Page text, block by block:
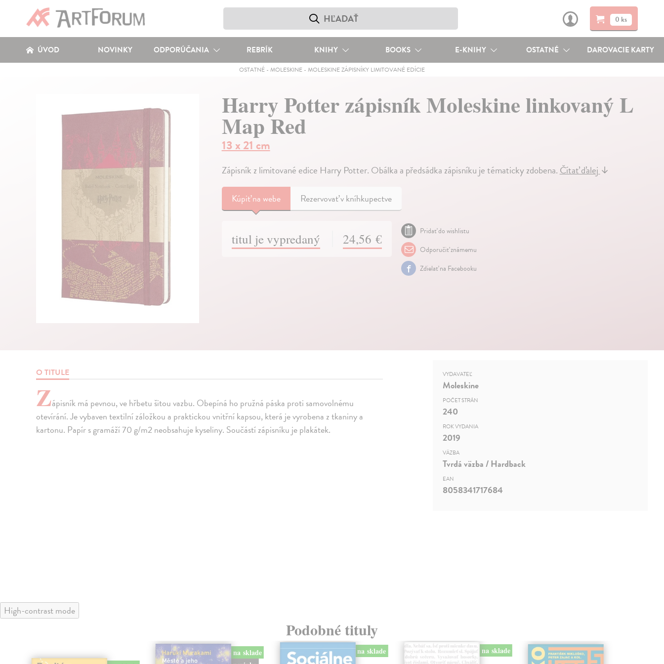
0 ks
ÚVOD NOVINKY ODPORÚČANIA REBRÍK KNIHY BOOKS E-KNIHY OSTATNÉ DAROVACIE KARTY
OSTATNÉ- MOLESKINE- MOLESKINE ZÁPISNÍKY LIMITOVANÉ EDÍCIE
Harry Potter zápisník Moleskine linkovaný L
Map Red
13 x 21 cm
Zápisník z limitované edice Harry Potter. Obálka a předsádka zápisníku je tématicky zdobena.Čítať ďalej↓
Kúpiťna webe Rezervovať v kníhkupectve
titul je vypredaný 24,56 €
Pridať do wishlistu
Odporučiť známemu
Zdielať na Facebooku
O TITULE
Zápisník má pevnou, ve hřbetu šitou vazbu. Obepíná ho pružná páska proti samovolnému
otevírání. Je vybaven textilní záložkou a praktickou vnitřní kapsou, která je vyrobena z tkaniny a
kartonu. Papír s gramáží 70 g/m2 neobsahuje kyseliny. Součástí zápisníku je plakátek.
VYDAVATEĽ
Moleskine
POČET STRÁN
240
ROK VYDANIA
2019
VÄZBA
Tvrdá väzba / Hardback
EAN
8058341717684
High-contrast mode
Podobné tituly
na sklade
na sklade na sklade